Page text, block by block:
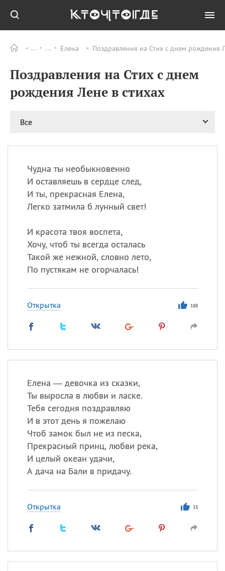
Елена Поздравления на Стих с днем рождения
Поздравления на Стих с днем
рождения Лене в стихах
Все
Чудна ты необыкновенно
И оставляешь в сердце след,
И ты, прекрасная Елена,
Легко затмила б лунный свет!
И красота твоя воспета,
Хочу, чтоб ты всегда осталась
Такой же нежной, словно лето,
По пустякам не огорчалась!
Открытка 188
Елена — девочка из сказки,
Ты выросла в любви и ласке.
Тебя сегодня поздравляю
И в этот день я пожелаю
Чтоб замок был не из песка,
Прекрасный принц, любви река,
И целый океан удачи,
А дача на Бали в придачу.
Открытка 33
ПРАЗДНИКИ Все
09.08
День памяти
великомученика и
целителя Пантелеимона
Николая Чудотворца
11.08 День полета на
11.08 День Святой Клары —
покровительницы
Сегодня празднуют именины
Герман
Посмотреть значение